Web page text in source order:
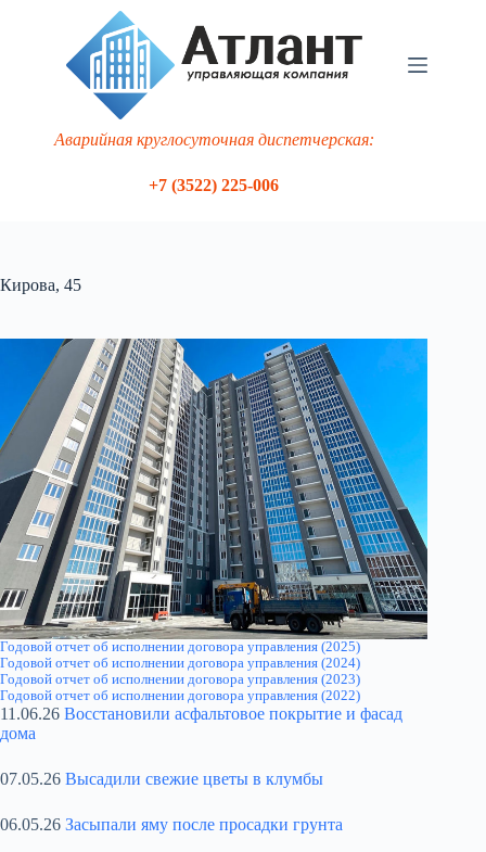
Аварийная круглосуточная диспетчерская:
+7 (3522) 225-006
Кирова, 45
Годовой отчет об исполнении договора управления (2025)
Годовой отчет об исполнении договора управления (2024)
Годовой отчет об исполнении договора управления (2023)
Годовой отчет об исполнении договора управления (2022)
11.06.26 Восстановили асфальтовое покрытие и фасад
дома
07.05.26 Высадили свежие цветы в клумбы
06.05.26 Засыпали яму после просадки грунта